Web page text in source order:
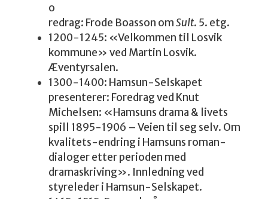
o
redrag: Frode Boasson omSult. 5. etg.
1200-1245: «Velkommen til Losvik
kommune» ved Martin Losvik.
Æventyrsalen.
1300-1400: Hamsun-Selskapet
presenterer: Foredrag ved Knut
Michelsen: «Hamsuns drama & livets
spill 1895-1906 – Veien til seg selv. Om
kvalitets-endring i Hamsuns roman-
dialoger etter perioden med
dramaskriving». Innledning ved
styreleder i Hamsun-Selskapet.